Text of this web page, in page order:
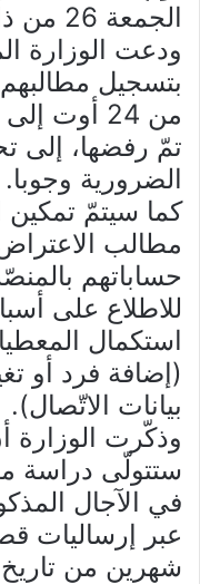
الجمعة 26 من ذات الشهر.
ودعت الوزارة
بتسجيل
تمّ رفضها، إلى
الضرورية وجوبا.
كما سيتمّ تمكين
مطالب
حساباتهم
للاطلاع على
استكمال
(إضافة فرد أو
بيانات الاتّصال).
وذكّرت الوزارة
ستتولّى دراسة
في الآجال
عبر إرساليات
شهرين من